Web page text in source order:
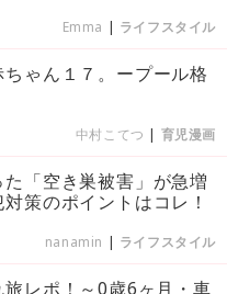
Emma | ライフスタイル
ちゃん１７。ープール格
中村こてつ | 育児漫画
「空き巣被害」が急増
策のポイントはコレ！
nanamin | ライフスタイル
旅レポ！～0歳6ヶ月・車